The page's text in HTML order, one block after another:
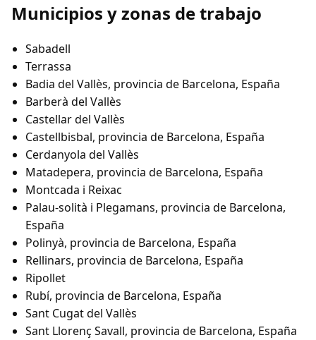
Municipios y zonas de trabajo
Sabadell
Terrassa
Badia del Vallès, provincia de Barcelona, España
Barberà del Vallès
Castellar del Vallès
Castellbisbal, provincia de Barcelona, España
Cerdanyola del Vallès
Matadepera, provincia de Barcelona, España
Montcada i Reixac
Palau-solità i Plegamans, provincia de Barcelona,
España
Polinyà, provincia de Barcelona, España
Rellinars, provincia de Barcelona, España
Ripollet
Rubí, provincia de Barcelona, España
Sant Cugat del Vallès
Sant Llorenç Savall, provincia de Barcelona, España